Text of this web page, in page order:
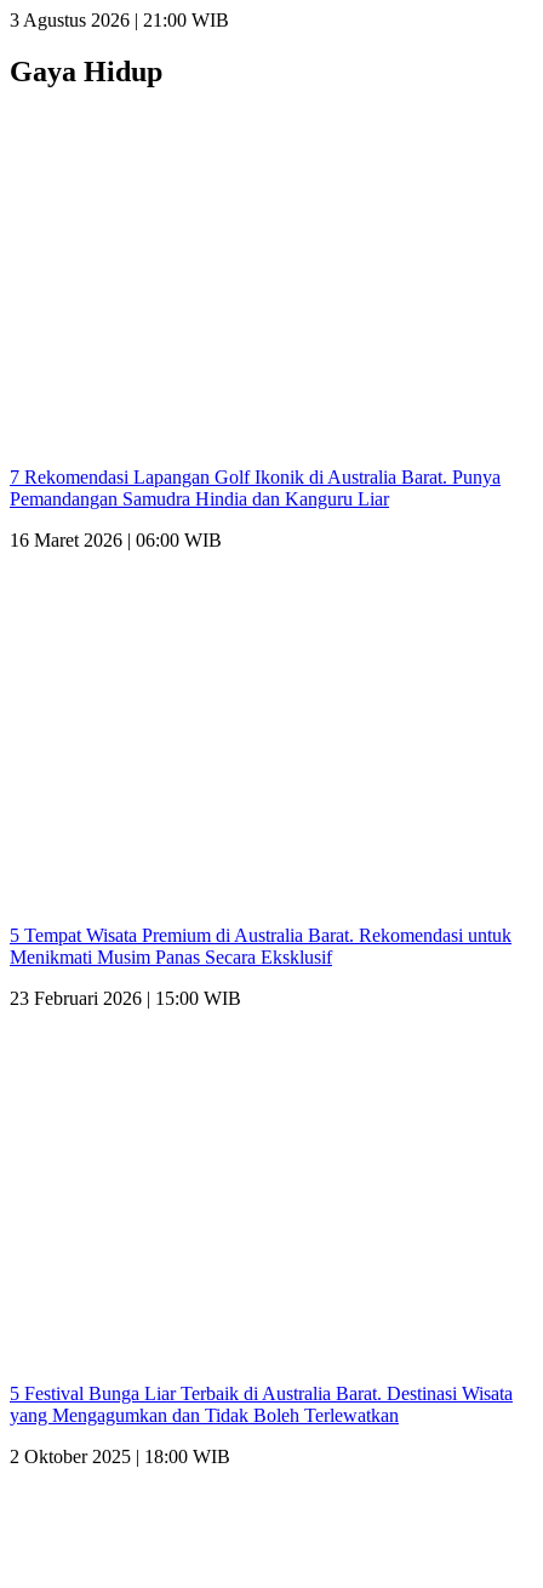
3 Agustus 2026 | 21:00 WIB
Gaya Hidup
7 Rekomendasi Lapangan Golf Ikonik di Australia Barat. Punya
Pemandangan Samudra Hindia dan Kanguru Liar
16 Maret 2026 | 06:00 WIB
5 Tempat Wisata Premium di Australia Barat. Rekomendasi untuk
Menikmati Musim Panas Secara Eksklusif
23 Februari 2026 | 15:00 WIB
5 Festival Bunga Liar Terbaik di Australia Barat. Destinasi Wisata
yang Mengagumkan dan Tidak Boleh Terlewatkan
2 Oktober 2025 | 18:00 WIB